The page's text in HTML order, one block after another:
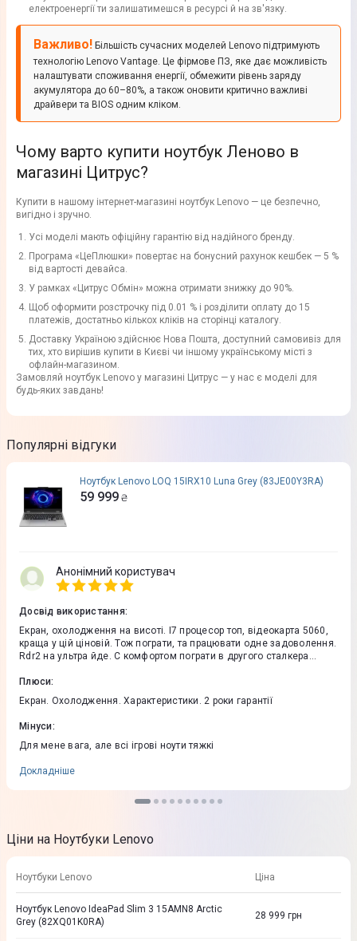
електроенергії ти залишатимешся в ресурсі й на зв'язку.
Важливо! Більшість сучасних моделей Lenovo підтримують
технологію Lenovo Vantage. Це фірмове ПЗ, яке дає можливість
налаштувати споживання енергії, обмежити рівень заряду
акумулятора до 60–80%, а також оновити критично важливі
драйвери та BIOS одним кліком.
Чому варто купити ноутбук Леново в
магазині Цитрус?
Купити в нашому інтернет-магазині ноутбук Lenovo — це безпечно,
вигідно і зручно.
Усі моделі мають офіційну гарантію від надійного бренду.
Програма «ЦеПлюшки» повертає на бонусний рахунок кешбек — 5 %
від вартості девайса.
У рамках «Цитрус Обмін» можна отримати знижку до 90%.
Щоб оформити розстрочку під 0.01 % і розділити оплату до 15
платежів, достатньо кількох кліків на сторінці каталогу.
Доставку Україною здійснює Нова Пошта, доступний самовивіз для
тих, хто вирішив купити в Києві чи іншому українському місті з
офлайн-магазином.
Замовляй ноутбук Lenovo у магазині Цитрус — у нас є моделі для
будь-яких завдань!
Популярні відгуки
Ноутбук Lenovo LOQ 15IRX10 Luna Grey (83JE00Y3RA)
59 999 ₴
Анонімний користувач
Досвід використання:
Екран, охолодження на висоті. І7 процесор топ, відеокарта 5060,
краща у цій ціновій. Тож пограти, та працювати одне задоволення.
Rdr2 на ультра йде. С комфортом пограти в другого сталкера
Плюси:
Екран. Охолодження. Характеристики. 2 роки гарантії
Мінуси:
Для мене вага, але всі ігрові ноути тяжкі
Докладніше
Ціни на Ноутбуки Lenovo
Ноутбуки Lenovo Ціна
Ноутбук Lenovo IdeaPad Slim 3 15AMN8 Arctic
Grey (82XQ01K0RA)
28 999 грн